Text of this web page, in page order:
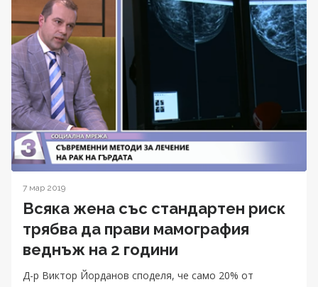
7 мар 2019
Всяка жена със стандартен риск
трябва да прави мамография
веднъж на 2 години
Д-р Виктор Йорданов споделя, че само 20% от